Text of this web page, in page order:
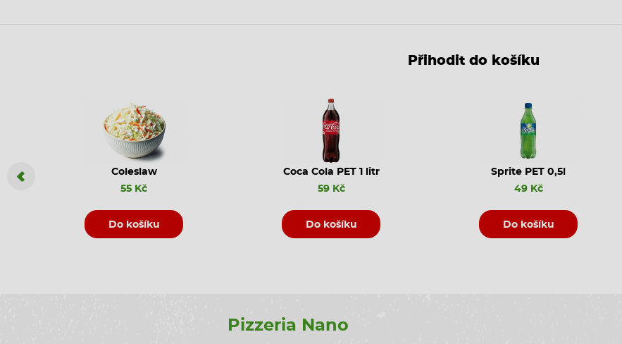
Přihodit do košíku
Coleslaw
55 Kč
Do košíku
Coca Cola PET 1 litr
59 Kč
Do košíku
Sprite PET 0,5l
49 Kč
Do košíku
Pizzeria Nano